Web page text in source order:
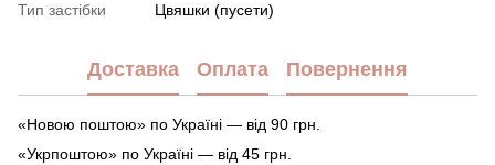
Тип застібки
Цвяшки (пусети)
Доставка Оплата Повернення
«Новою поштою» по Україні — від 90 грн.
«Укрпоштою» по Україні — від 45 грн.